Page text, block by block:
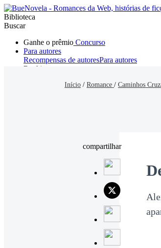
Biblioteca
Buscar
Ganhe o prêmio Concurso
Para autores
Recompensas de autoresPara autores
Ranking
Início / Romance / Caminhos
compartilhar